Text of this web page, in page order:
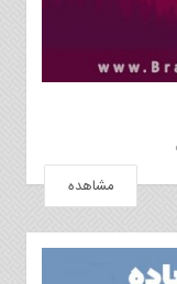
مشاهده